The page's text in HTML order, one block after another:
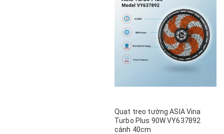
Quạt treo tường ASIA Vina
Turbo Plus 90W VY637892
cánh 40cm